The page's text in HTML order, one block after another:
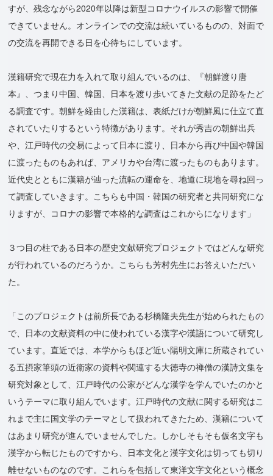
すが、残念ながら2020年以降は新型コロナウイルスの影響で開催
できていません。オンラインでの交流は続いているものの、対面で
の交流を再開できる日を心待ちにしています。
漢籍研究で現在力を入れて取り組んでいるのは、『朝鮮渡り唐
本』、つまり中国、韓国、日本を渡り歩いてきた文献の足跡をたど
る調査です。朝鮮を経由した漢籍は、表紙だけが朝鮮風に仕立て直
されていたりするという特徴があります。それが秀吉の朝鮮出兵
や、江戸時代の交易によって日本に渡り、日本から再び中国や韓国
に渡ったものもあれば、アメリカや台湾に渡ったものもあります。
近代史とともに漢籍が辿った流転の運命を、地道に現地を尋ね回っ
て調査していきます。こちらも中国・韓国の研究者と共同研究にな
りますが、コロナの影響で本格的な調査はこれからになります」
３つ目の柱である日本の歴史文献研究プロジェクトではどんな研究
が行われているのだろうか。こちらも芳村先生にお答えいただい
た。
「このプロジェクトは前所長である杉橋隆夫先生が始められたもの
で、日本の文献資料の中に使われている漢字や漢語について研究し
ています。直近では、本学からもほど近い陽明文庫に所蔵されてい
る五摂家筆頭の近衞家の資料や関連する大徳寺の禅僧の漢詩文集を
研究対象として、江戸時代の公家がどんな漢学を学んでいたのかと
いうテーマに取り組んでいます。江戸時代の文献に関する研究はこ
れまで主に国文学のテーマとして扱われてきたため、漢籍について
はあまり研究が進んでいませんでした。しかしそもそも仮名文字も
漢字から転じたものですから、日本文化と漢字文化は切っても切り
離せないものなのです。これらを包括して東洋文字文化という概念